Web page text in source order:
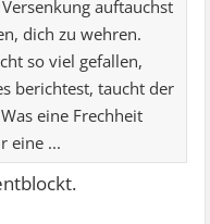
auftauchst
dich zu wehren.
so viel gefallen,
berichtest, taucht der
eine Frechheit
eine ...